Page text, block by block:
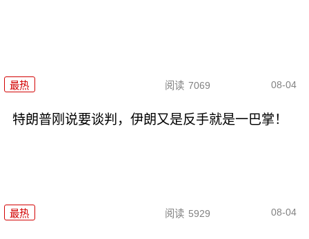
最热 阅读 7069 08-04
特朗普刚说要谈判，伊朗又是反手就是一巴掌！
最热 阅读 5929 08-04